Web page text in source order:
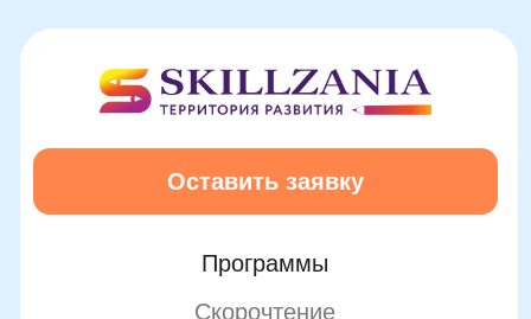
Реферальная программа
Наши методисты
Материнский капитал
Вакансии
Структура и органы управления
Сайт Минобрнауки России